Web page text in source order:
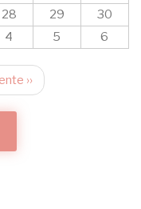
28 29
30
4 5 6
››